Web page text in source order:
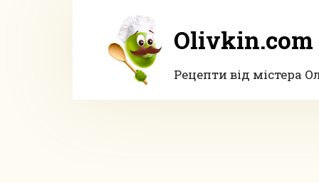
Olivkin.com
Рецепти від містера